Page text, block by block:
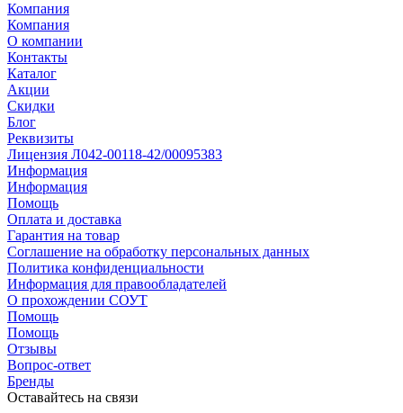
Компания
Компания
О компании
Контакты
Каталог
Акции
Скидки
Блог
Реквизиты
Лицензия Л042-00118-42/00095383
Информация
Информация
Помощь
Оплата и доставка
Гарантия на товар
Соглашение на обработку персональных данных
Политика конфиденциальности
Информация для правообладателей
О прохождении СОУТ
Помощь
Помощь
Отзывы
Вопрос-ответ
Бренды
Оставайтесь на связи